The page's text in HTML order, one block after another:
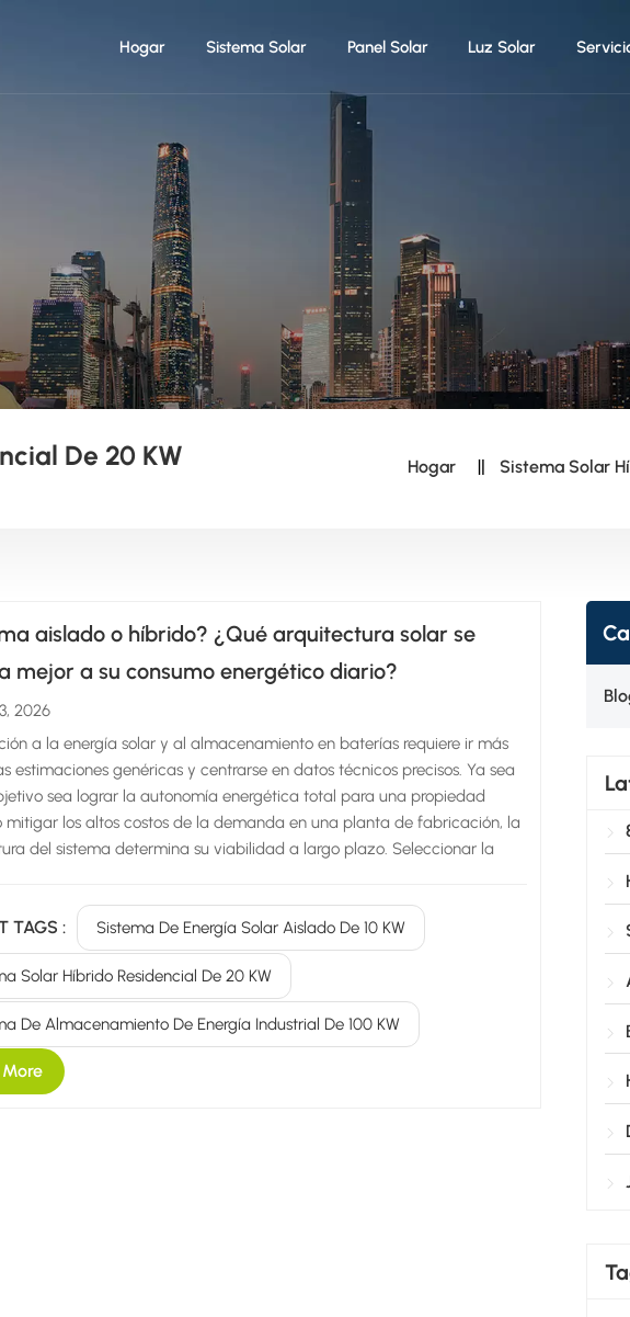
Hogar Sistema Solar Panel Solar Luz Solar
De 20 KW Hogar Sistema Solar
aislado o híbrido? ¿Qué arquitectura solar se
mejor a su consumo energético diario?
2026
a la energía solar y al almacenamiento en baterías requiere ir más
estimaciones genéricas y centrarse en datos técnicos precisos. Ya sea
sea lograr la autonomía energética total para una propiedad
mitigar los altos costos de la demanda en una planta de fabricación, la
del sistema determina su viabilidad a largo plazo. Seleccionar la
de insolación solar locales y elegir el inversor y la composición química
correctos. Esta guía desglosa los parámetros técnicos necesarios
un sistem...
TAGS : Sistema De Energía Solar Aislado De 10 KW
Solar Híbrido Residencial De 20 KW
De Almacenamiento De Energía Industrial De 100 KW